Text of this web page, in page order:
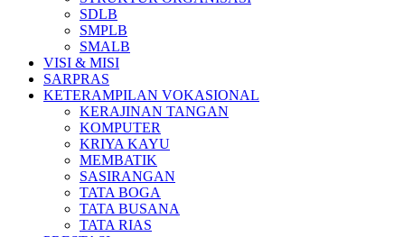
SDLB
SMPLB
SMALB
VISI & MISI
SARPRAS
KETERAMPILAN VOKASIONAL
KERAJINAN TANGAN
KOMPUTER
KRIYA KAYU
MEMBATIK
SASIRANGAN
TATA BOGA
TATA BUSANA
TATA RIAS